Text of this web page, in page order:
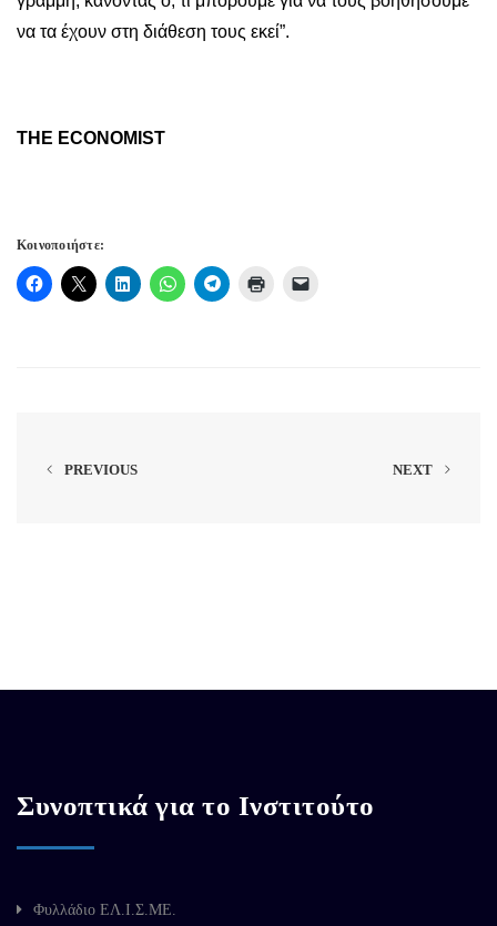
να τα έχουν στη διάθεση τους εκεί”.
THE ECONOMIST
Κοινοποιήστε:
PREVIOUS NEXT
Συνοπτικά για το Ινστιτούτο
Φυλλάδιο ΕΛ.Ι.Σ.ΜΕ.